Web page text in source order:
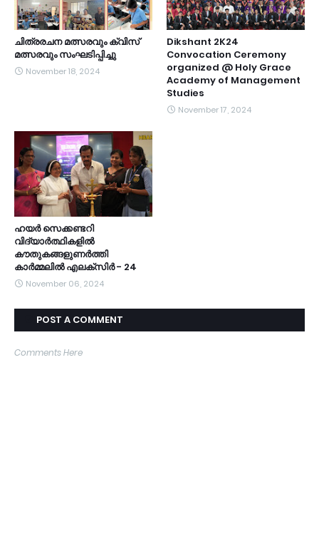
ചിത്രരചന മത്സരവും ക്വിസ്
മത്സരവും സംഘടിപ്പിച്ചു
November 18, 2024
Dikshant 2K24
Convocation Ceremony
organized @ Holy Grace
Academy of Management
Studies
November 17, 2024
ഹയർ സെക്കണ്ടറി
വിദ്യാർത്ഥികളിൽ
കൗതുകങ്ങളുണർത്തി
കാർമ്മലിൽ എലക്സിർ - 24
November 06, 2024
POST A COMMENT
Comments Here